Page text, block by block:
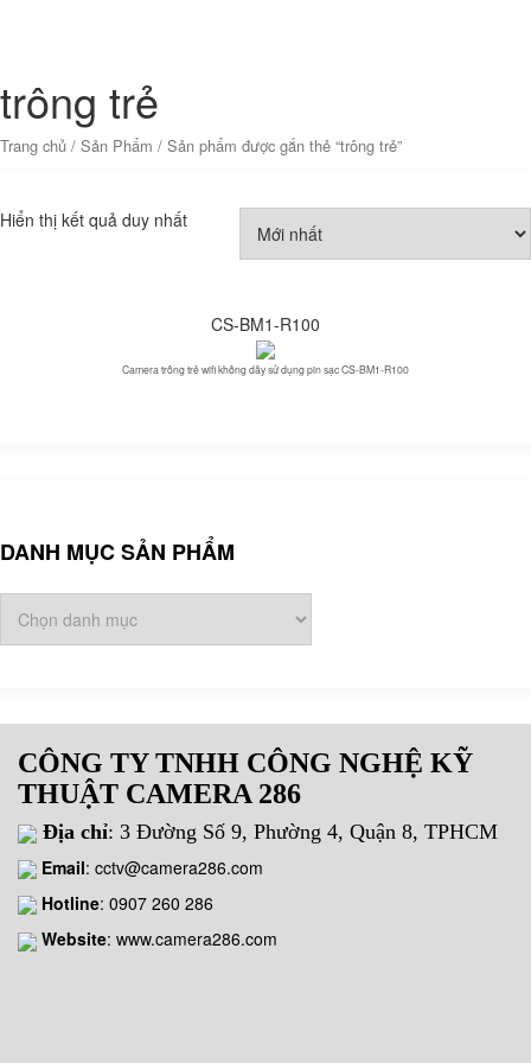
trông trẻ
Trang chủ / Sản Phẩm / Sản phẩm được gắn thẻ “trông trẻ”
Hiển thị kết quả duy nhất
CS-BM1-R100
Camera trông trẻ wifi không dây sử dụng pin sạc CS-BM1-R100
DANH MỤC SẢN PHẨM
CÔNG TY TNHH CÔNG NGHỆ KỸ
THUẬT CAMERA 286
Địa chỉ: 3 Đường Số 9, Phường 4, Quận 8, TPHCM
Email: cctv@camera286.com
Hotline: 0907 260 286
Website: www.camera286.com